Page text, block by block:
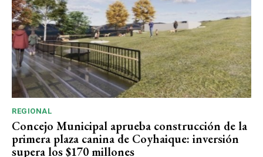
REGIONAL
Concejo Municipal aprueba construcción de la
primera plaza canina de Coyhaique: inversión
supera los $170 millones